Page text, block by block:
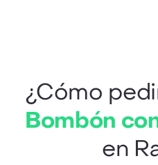
¿Cómo
Bombón
en